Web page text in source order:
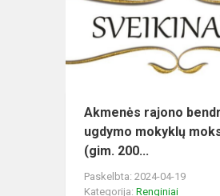
Akmenės rajono
ugdymo mokyklų
(gim. 200...
Paskelbta: 2024-04-19
Kategorija: Renginiai